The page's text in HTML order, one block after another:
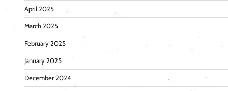
April 2025
March 2025
February 2025
January 2025
December 2024